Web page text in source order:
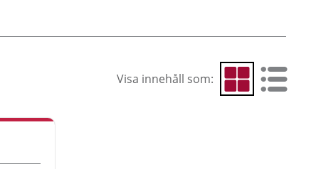
Visa innehåll som: Visa som rutnät
Visa som